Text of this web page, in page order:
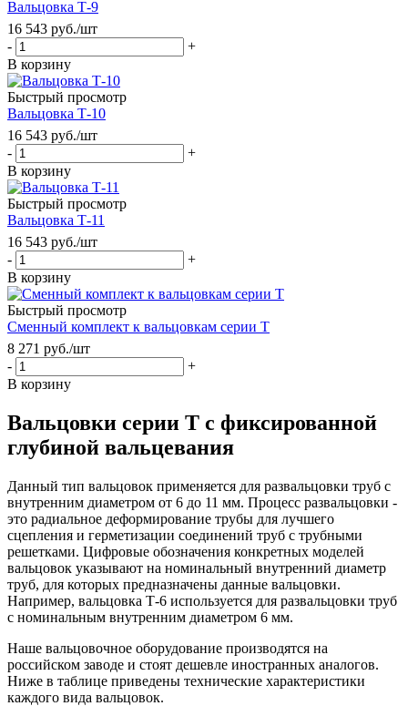
Вальцовка Т-9
16 543 руб./шт
-
+
В корзину
Быстрый просмотр
Вальцовка Т-10
16 543 руб./шт
-
+
В корзину
Быстрый просмотр
Вальцовка Т-11
16 543 руб./шт
-
+
В корзину
Быстрый просмотр
Сменный комплект к вальцовкам серии Т
8 271 руб./шт
-
+
В корзину
Вальцовки серии Т с фиксированной
глубиной вальцевания
Данный тип вальцовок применяется для развальцовки труб с
внутренним диаметром от 6 до 11 мм. Процесс развальцовки -
это радиальное деформирование трубы для лучшего
сцепления и герметизации соединений труб с трубными
решетками. Цифровые обозначения конкретных моделей
вальцовок указывают на номинальный внутренний диаметр
труб, для которых предназначены данные вальцовки.
Например, вальцовка Т-6 используется для развальцовки труб
с номинальным внутренним диаметром 6 мм.
Наше вальцовочное оборудование производятся на
российском заводе и стоят дешевле иностранных аналогов.
Ниже в таблице приведены технические характеристики
каждого вида вальцовок.